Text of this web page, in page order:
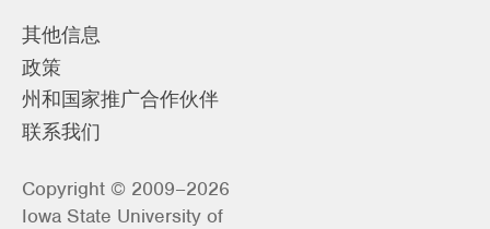
其他信息
政策
州和国家推广合作伙伴
联系我们
Copyright © 2009–2026
Iowa State University of